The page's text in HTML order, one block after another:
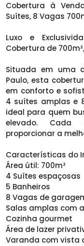
Cobertura à
Suítes, 8 Vagas
Luxo e
Cobertura de
Situada em uma
Paulo, esta
em conforto e
4 suítes amplas e
ideal para quem
elevado. Cada
proporcionar a
Características do
Área útil: 700m²
4 Suítes espaçosas
5 Banheiros
8 Vagas de
Salas amplas com
Cozinha gourmet
Área de lazer
Varanda com vista